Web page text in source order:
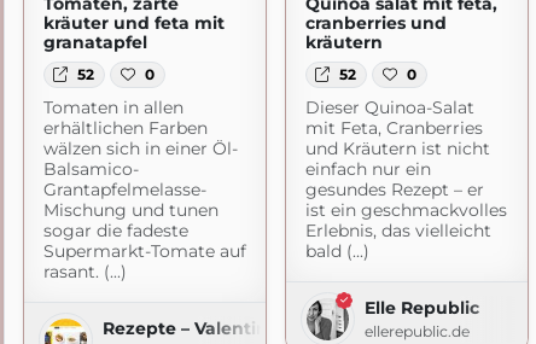
kräuter und feta mit
granatapfel
52 0
Tomaten in allen
erhältlichen Farben
wälzen sich in einer Öl-
Balsamico-
Grantapfelmelasse-
Mischung und tunen
sogar die fadeste
Supermarkt-Tomate auf
rasant. (...)
Rezepte – Valentinas-Kochbuch.de
cranberries und
kräutern
52 0
Dieser Quinoa-Salat
mit Feta, Cranberries
und Kräutern ist nicht
einfach nur ein
gesundes Rezept – er
ist ein geschmackvolles
Erlebnis, das vielleicht
bald (...)
Elle Republic
ellerepublic.de